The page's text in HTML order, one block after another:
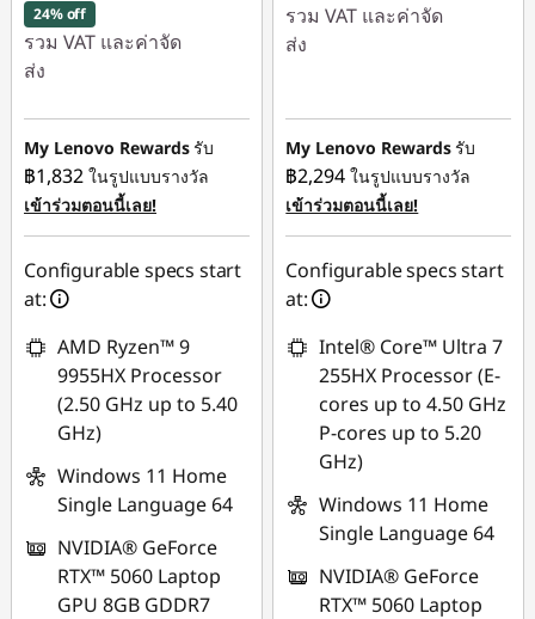
24% off
รวม VAT และค่าจัด
ส่ง
ประหยัดทันที :-
฿20,792.22
หรือ
eCoupon :
฿21,494.32
combined
ใช้ eCoupon :
MIDNIGHT
My Lenovo Rewardsรับ
฿1,832 ในรูปแบบรางวัล
เข้าร่วมตอนนี้เลย!
Configurable specs start
at:
AMD Ryzen™ 9
9955HX Processor
(2.50 GHz up to 5.40
GHz)
Windows 11 Home
Single Language 64
NVIDIA® GeForce
RTX™ 5060 Laptop
GPU 8GB GDDR7
รวม VAT และค่าจัด
ส่ง
฿29,638.30
หรือ
การประหยัด
eCoupon :-
฿32,338.78
*Savings cannot be
ใช้ eCoupon :
MIDNIGHT
My Lenovo Rewardsรับ
฿2,294 ในรูปแบบรางวัล
เข้าร่วมตอนนี้เลย!
Configurable specs start
at:
Intel® Core™ Ultra 7
255HX Processor (E-
cores up to 4.50 GHz
P-cores up to 5.20
GHz)
Windows 11 Home
Single Language 64
NVIDIA® GeForce
RTX™ 5060 Laptop